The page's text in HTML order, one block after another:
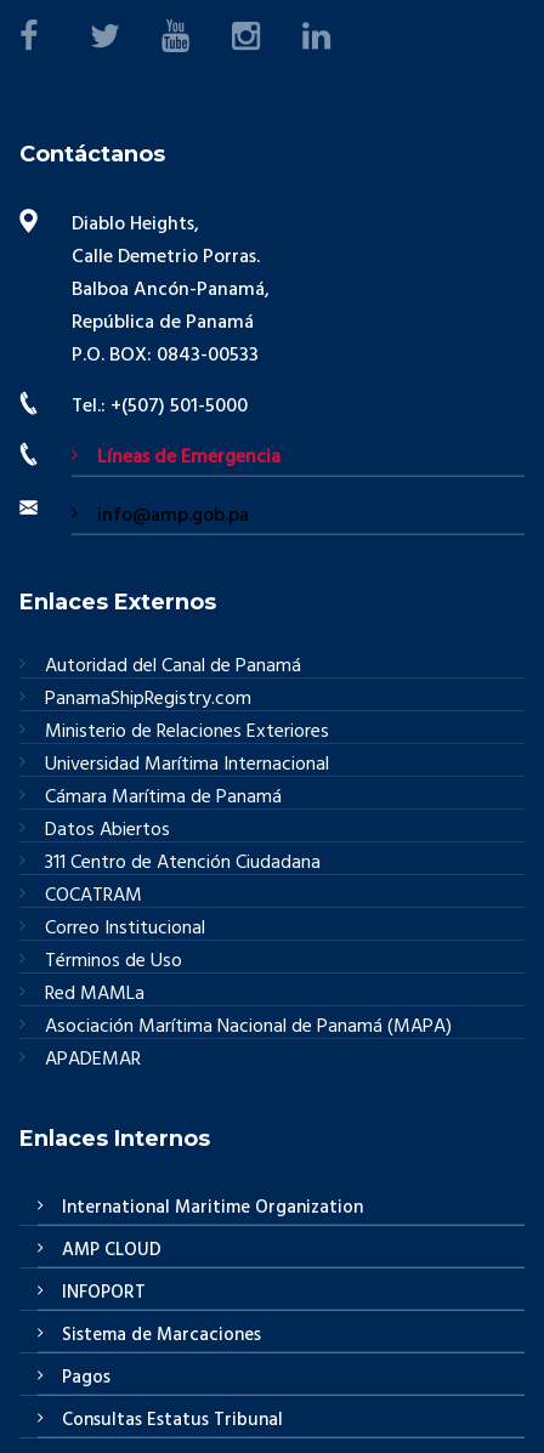
Contáctanos
Diablo Heights,
Calle Demetrio Porras.
Balboa Ancón-Panamá,
República de Panamá
P.O. BOX: 0843-00533
Tel.: +(507) 501-5000
Líneas de Emergencia
info@amp.gob.pa
Enlaces Externos
Autoridad del Canal de Panamá
PanamaShipRegistry.com
Ministerio de Relaciones Exteriores
Universidad Marítima Internacional
Cámara Marítima de Panamá
Datos Abiertos
311 Centro de Atención Ciudadana
COCATRAM
Correo Institucional
Términos de Uso
Red MAMLa
Asociación Marítima Nacional de Panamá (MAPA)
APADEMAR
Enlaces Internos
International Maritime Organization
AMP CLOUD
INFOPORT
Sistema de Marcaciones
Pagos
Consultas Estatus Tribunal